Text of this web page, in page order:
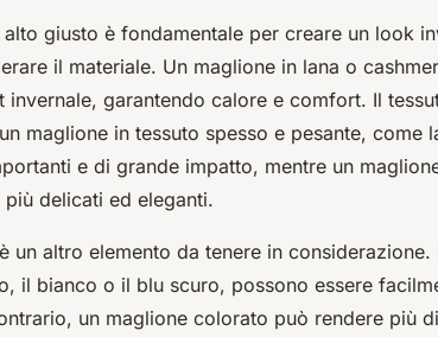
giusto è fondamentale per creare un look
il materiale. Un maglione in lana o
invernale, garantendo calore e comfort. Il
maglione in tessuto spesso e pesante, come
e di grande impatto, mentre un
delicati ed eleganti.
un altro elemento da tenere in
il bianco o il blu scuro, possono essere
un maglione colorato può rendere più